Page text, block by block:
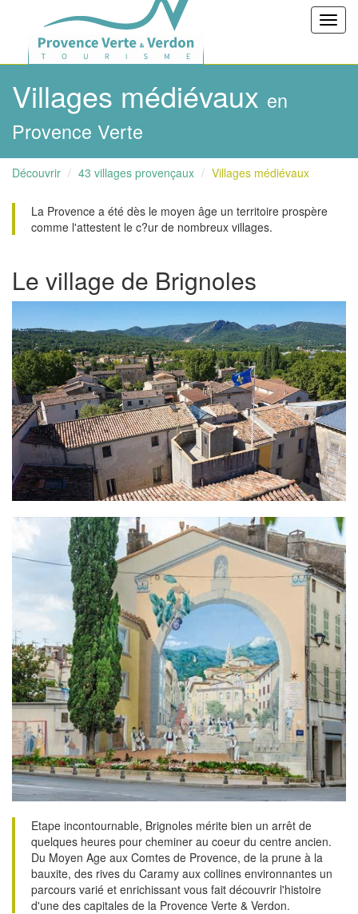
Villages médiévaux en
Provence Verte
Découvrir 43 villages provençaux Villages médiévaux
La Provence a été dès le moyen âge un territoire prospère
comme l'attestent le c?ur de nombreux villages.
Le village de Brignoles
Etape incontournable, Brignoles mérite bien un arrêt de
quelques heures pour cheminer au coeur du centre ancien.
Du Moyen Age aux Comtes de Provence, de la prune à la
bauxite, des rives du Caramy aux collines environnantes un
parcours varié et enrichissant vous fait découvrir l'histoire
d'une des capitales de la Provence Verte & Verdon.